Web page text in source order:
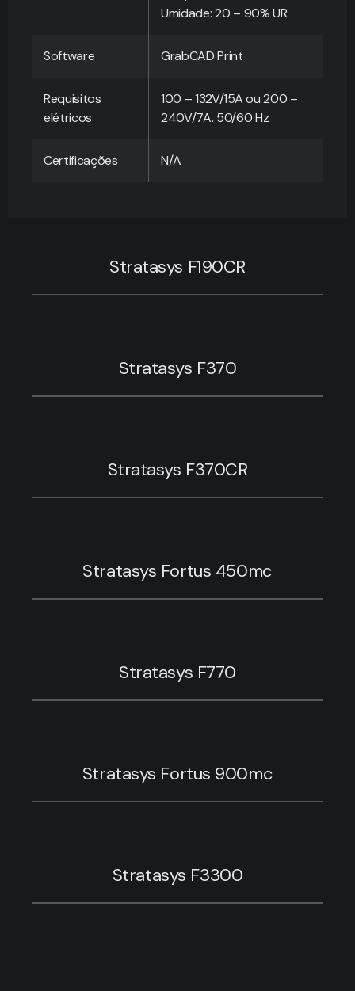
Umidade: 20 – 90% UR
Software GrabCAD Print
Requisitos
elétricos
100 – 132V/15A ou 200 –
240V/7A. 50/60 Hz
Certificações N/A
Stratasys F190CR
Stratasys F370
Stratasys F370CR
Stratasys Fortus 450mc
Stratasys F770
Stratasys Fortus 900mc
Stratasys F3300